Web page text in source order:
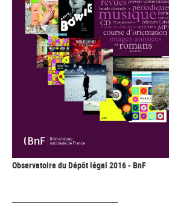
Observatoire du Dépôt légal 2016 - BnF